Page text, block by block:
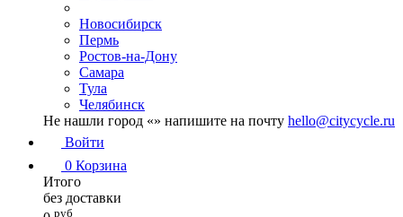
Новосибирск
Пермь
Ростов-на-Дону
Самара
Тула
Челябинск
Не нашли город «» напишите на почту hello@citycycle.ru
Войти
0 Корзина
Итого
без доставки
руб